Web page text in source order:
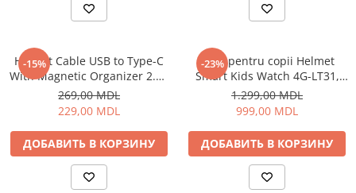
-15%
Helmet Cable USB to Type-C
With Magnetic Organizer 2.1A
1m, White
269,00 MDL
229,00 MDL
ДОБАВИТЬ В КОРЗИНУ
-23%
Ceas pentru copii Helmet
Smart Kids Watch 4G-LT31,
Black
1.299,00 MDL
999,00 MDL
ДОБАВИТЬ В КОРЗИНУ